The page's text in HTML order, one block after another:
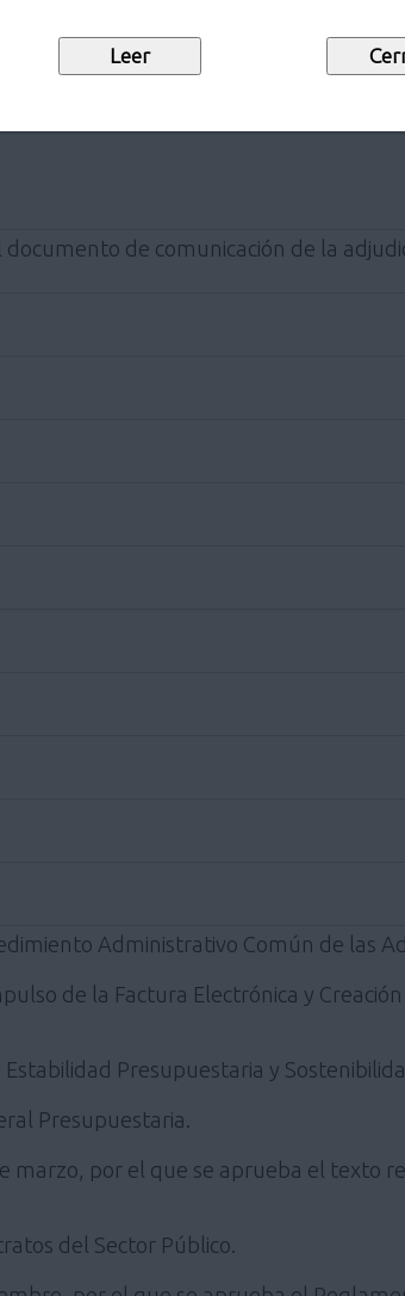
en formato pdf a través del
de comunicación de la
Administrativo Común de las
de la Factura Electrónica y
Presupuestaria y
Presupuestaria.
marzo, por el que se aprueba el texto
del Sector Público.